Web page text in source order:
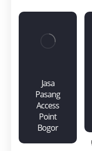
Jasa
Pasang
Access
Point
Bogor